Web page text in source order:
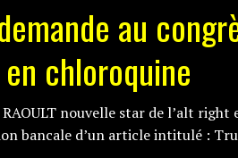
au
chloroquine
nouvelle star de l’alt
bancale d’un article intitulé :